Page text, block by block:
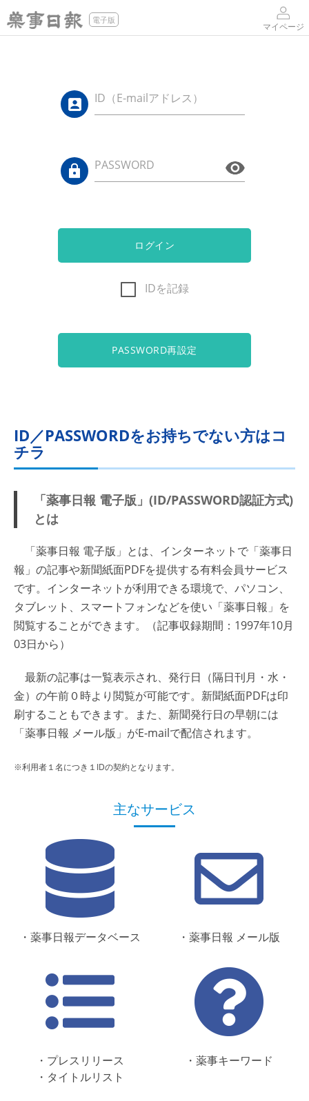
電子版
マイページ
ID（E-mailアドレス）
PASSWORD
ログイン
IDを記録
PASSWORD再設定
ID／PASSWORDをお持ちでない方はコ
チラ
「薬事日報 電子版」(ID/PASSWORD認証方式)
とは
「薬事日報 電子版」とは、インターネットで「薬事日
報」の記事や新聞紙面PDFを提供する有料会員サービス
です。インターネットが利用できる環境で、パソコン、
タブレット、スマートフォンなどを使い「薬事日報」を
閲覧することができます。（記事収録期間：1997年10月
03日から）
最新の記事は一覧表示され、発行日（隔日刊月・水・
金）の午前０時より閲覧が可能です。新聞紙面PDFは印
刷することもできます。また、新聞発行日の早朝には
「薬事日報 メール版」がE-mailで配信されます。
※利用者１名につき１IDの契約となります。
主なサービス
・薬事日報データベース ・薬事日報 メール版
・プレスリリース
・タイトルリスト
・薬事キーワード